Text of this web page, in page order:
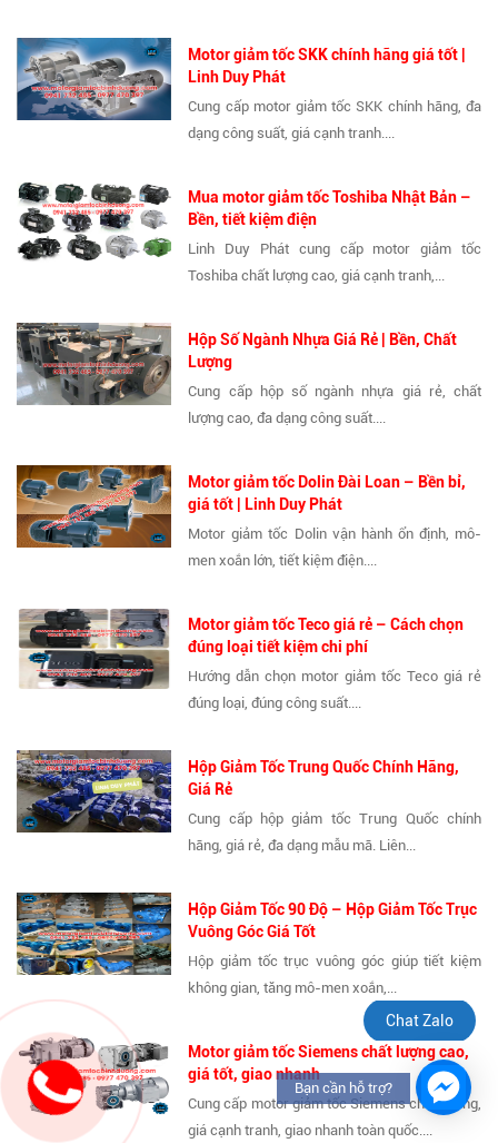
Motor giảm tốc SKK chính hãng giá tốt |
Linh Duy Phát
Cung cấp motor giảm tốc SKK chính hãng, đa
dạng công suất, giá cạnh tranh....
Mua motor giảm tốc Toshiba Nhật Bản –
Bền, tiết kiệm điện
Linh Duy Phát cung cấp motor giảm tốc
Toshiba chất lượng cao, giá cạnh tranh,...
Hộp Số Ngành Nhựa Giá Rẻ | Bền, Chất
Lượng
Cung cấp hộp số ngành nhựa giá rẻ, chất
lượng cao, đa dạng công suất....
Motor giảm tốc Dolin Đài Loan – Bền bỉ,
giá tốt | Linh Duy Phát
Motor giảm tốc Dolin vận hành ổn định, mô-
men xoắn lớn, tiết kiệm điện....
Motor giảm tốc Teco giá rẻ – Cách chọn
đúng loại tiết kiệm chi phí
Hướng dẫn chọn motor giảm tốc Teco giá rẻ
đúng loại, đúng công suất....
Hộp Giảm Tốc Trung Quốc Chính Hãng,
Giá Rẻ
Cung cấp hộp giảm tốc Trung Quốc chính
hãng, giá rẻ, đa dạng mẫu mã. Liên...
Hộp Giảm Tốc 90 Độ – Hộp Giảm Tốc Trục
Vuông Góc Giá Tốt
Hộp giảm tốc trục vuông góc giúp tiết kiệm
không gian, tăng mô-men xoắn,...
Motor giảm tốc Siemens chất lượng cao,
giá tốt, giao nhanh
Cung cấp motor giảm tốc Siemens chính hãng,
giá cạnh tranh, giao nhanh toàn quốc....
Chat Zalo
Bạn cần hỗ trợ?